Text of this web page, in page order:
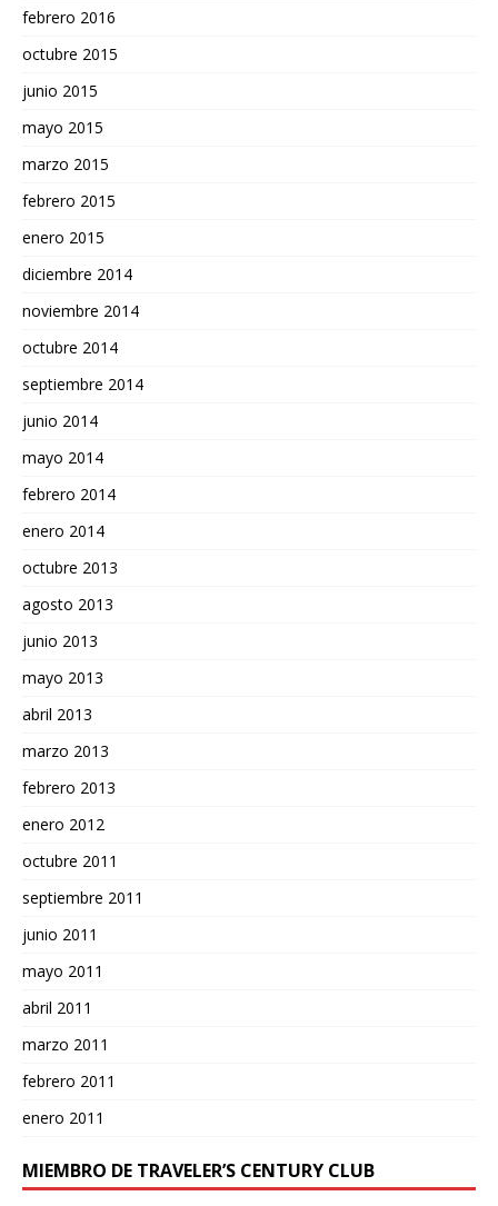
febrero 2016
octubre 2015
junio 2015
mayo 2015
marzo 2015
febrero 2015
enero 2015
diciembre 2014
noviembre 2014
octubre 2014
septiembre 2014
junio 2014
mayo 2014
febrero 2014
enero 2014
octubre 2013
agosto 2013
junio 2013
mayo 2013
abril 2013
marzo 2013
febrero 2013
enero 2012
octubre 2011
septiembre 2011
junio 2011
mayo 2011
abril 2011
marzo 2011
febrero 2011
enero 2011
MIEMBRO DE TRAVELER’S CENTURY CLUB